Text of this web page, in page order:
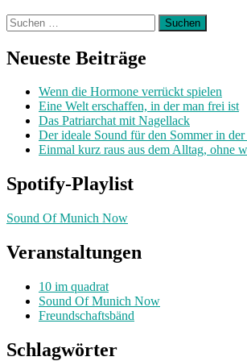
Suchen
nach:
Neueste Beiträge
Wenn die Hormone verrückt spielen
Eine Welt erschaffen, in der man frei ist
Das Patriarchat mit Nagellack
Der ideale Sound für den Sommer in der
Einmal kurz raus aus dem Alltag, ohne
Spotify-Playlist
Sound Of Munich Now
Veranstaltungen
10 im quadrat
Sound Of Munich Now
Freundschaftsbänd
Schlagwörter